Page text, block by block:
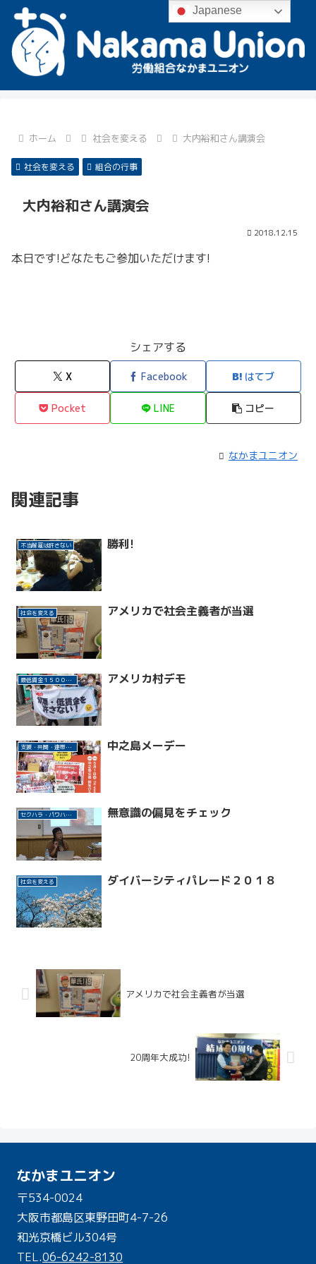
ホーム 社会を変える 大内裕和さん講演会
社会を変える 組合の行事
大内裕和さん講演会
2018.12.15
本日です!どなたもご参加いただけます!
シェアする
X Facebook はてブ
Pocket LINE コピー
なかまユニオン
関連記事
不当解雇は許さない 勝利!
社会を変える アメリカで社会主義者が当選
最低賃金１５００円に アメリカ村デモ
支援・共闘・連帯活動 中之島メーデー
セクハラ・パワハラ許さない！ 無意識の偏見をチェック
社会を変える ダイバーシティパレード２０１８
アメリカで社会主義者が当選
20周年大成功!
なかまユニオン
〒534-0024
大阪市都島区東野田町4-7-26
和光京橋ビル304号
TEL.06-6242-8130
Japanese